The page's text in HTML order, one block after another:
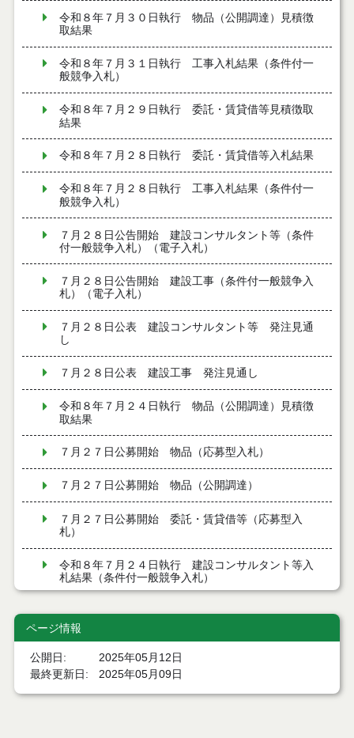
令和８年７月３０日執行 物品（公開調達）見積徴
取結果
令和８年７月３１日執行 工事入札結果（条件付一
般競争入札）
令和８年７月２９日執行 委託・賃貸借等見積徴取
結果
令和８年７月２８日執行 委託・賃貸借等入札結果
令和８年７月２８日執行 工事入札結果（条件付一
般競争入札）
７月２８日公告開始 建設コンサルタント等（条件
付一般競争入札）（電子入札）
７月２８日公告開始 建設工事（条件付一般競争入
札）（電子入札）
７月２８日公表 建設コンサルタント等 発注見通
し
７月２８日公表 建設工事 発注見通し
令和８年７月２４日執行 物品（公開調達）見積徴
取結果
７月２７日公募開始 物品（応募型入札）
７月２７日公募開始 物品（公開調達）
７月２７日公募開始 委託・賃貸借等（応募型入
札）
令和８年７月２４日執行 建設コンサルタント等入
札結果（条件付一般競争入札）
令和８年７月２２日執行 委託・賃貸借等見積徴取
結果
ページ情報
公開日
2025年05月12日
最終更新日
2025年05月09日